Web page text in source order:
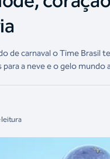
de carnaval o Time Brasil
a neve e o gelo mundo
leitura